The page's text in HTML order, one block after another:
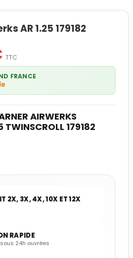
AR 1.25 179182
TTC
FRANCE
AIRWERKS
TWINSCROLL 179182
2X, 3X, 4X, 10X ET 12X
RAPIDE
24h ouvrées